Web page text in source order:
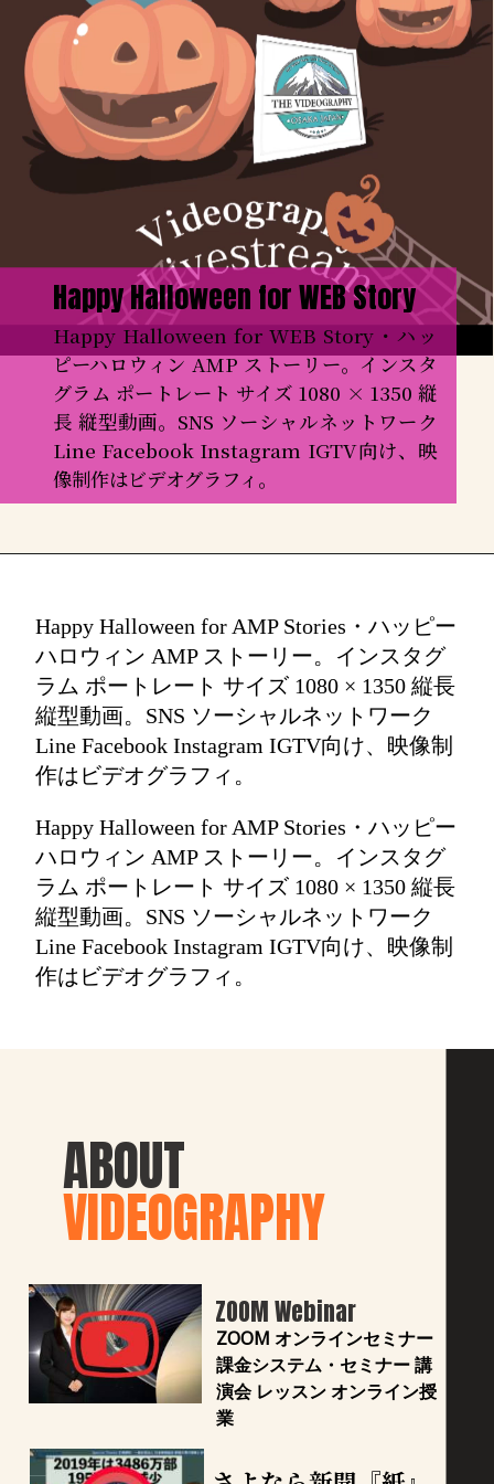
Happy Halloween for WEB Story
Happy Halloween for WEB Story・ハッ
ピーハロウィン AMP ストーリー。インスタ
グラム ポートレート サイズ 1080 × 1350 縦
長 縦型動画。SNS ソーシャルネットワーク
Line Facebook Instagram IGTV向け、映
像制作はビデオグラフィ。
Happy Halloween for AMP Stories・ハッピー
ハロウィン AMP ストーリー。インスタグ
ラム ポートレート サイズ 1080 × 1350 縦長
縦型動画。SNS ソーシャルネットワーク
Line Facebook Instagram IGTV向け、映像制
作はビデオグラフィ。
Happy Halloween for AMP Stories・ハッピー
ハロウィン AMP ストーリー。インスタグ
ラム ポートレート サイズ 1080 × 1350 縦長
縦型動画。SNS ソーシャルネットワーク
Line Facebook Instagram IGTV向け、映像制
作はビデオグラフィ。
ABOUT
VIDEOGRAPHY
ZOOM Webinar
ZOOM オンラインセミナー
課金システム・セミナー 講
演会 レッスン オンライン授
業